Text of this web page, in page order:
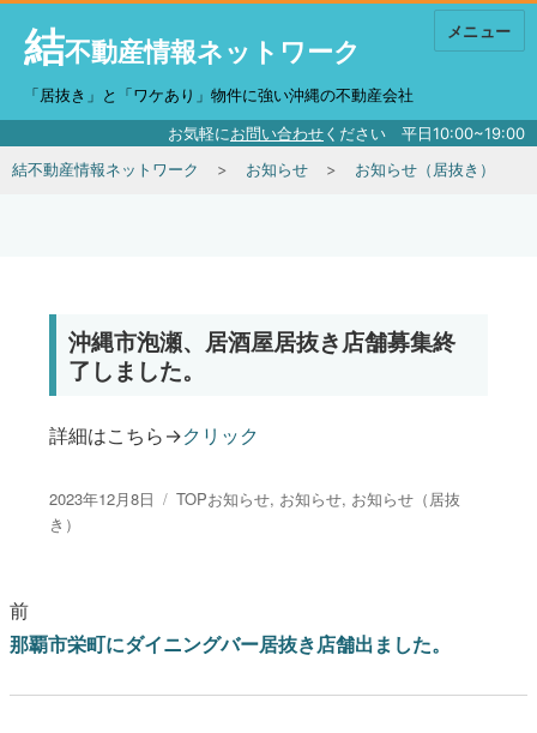
結不動産情報ネットワーク
「居抜き」と「ワケあり」物件に強い沖縄の不動産会社
お気軽にお問い合わせください 平日10:00~19:00
メニュー
結不動産情報ネットワーク お知らせ お知らせ（居抜き）
沖縄市泡瀬、居酒屋居抜き店舗募集終
了しました。
詳細はこちら→クリック
投稿日:
2023年12月8日 カテゴリー
TOPお知らせ, お知らせ, お知らせ（居抜
き）
前
那覇市栄町にダイニングバー居抜き店舗出ました。